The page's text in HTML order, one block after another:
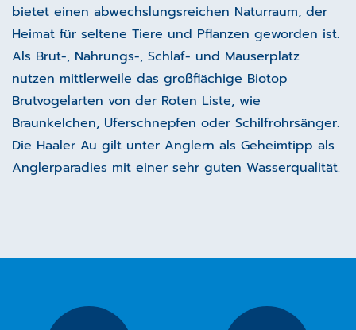
bietet einen abwechslungsreichen Naturraum, der
Heimat für seltene Tiere und Pflanzen geworden ist.
Als Brut-, Nahrungs-, Schlaf- und Mauserplatz
nutzen mittlerweile das großflächige Biotop
Brutvogelarten von der Roten Liste, wie
Braunkelchen, Uferschnepfen oder Schilfrohrsänger.
Die Haaler Au gilt unter Anglern als Geheimtipp als
Anglerparadies mit einer sehr guten Wasserqualität.